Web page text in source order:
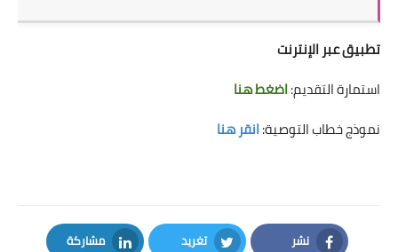
تطبيق عبر الإنترنت
استمارة التقديم:اضغط هنا
نموذج خطاب التوصية:انقر هنا
نشر تغريد مشاركة